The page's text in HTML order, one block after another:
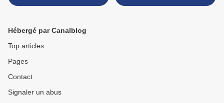
(Héroïnes Gallery, )
Hébergé par Canalblog
Top articles
Pages
Contact
Signaler un abus